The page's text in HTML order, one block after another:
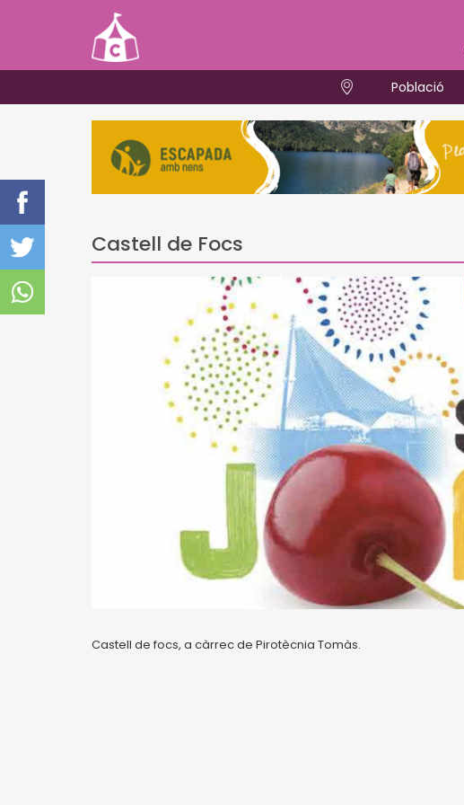
Població
Castell de Focs
Castell de focs, a càrrec de Pirotècnia Tomàs.